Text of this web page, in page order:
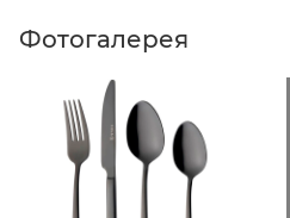
Фотогалерея